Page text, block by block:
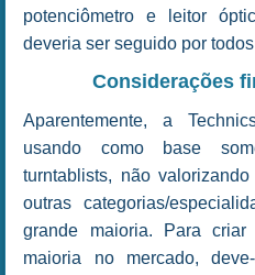
potenciômetro e leitor
deveria ser seguido por
Considerações
Aparentemente, a
usando como base
turntablists, não
outras categorias/
grande maioria. Para
maioria no mercado,